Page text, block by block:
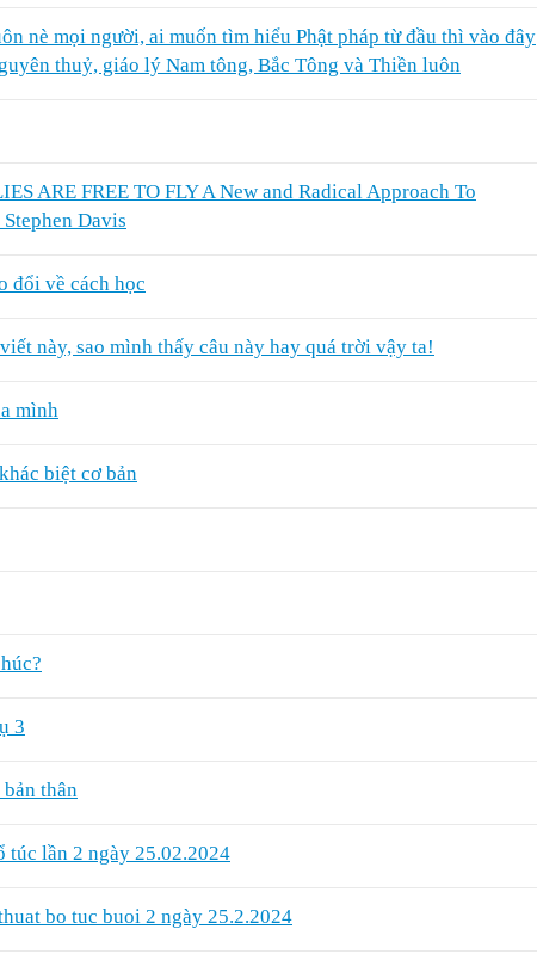
nè mọi người, ai muốn tìm hiểu Phật pháp từ đầu thì vào đây
thuỷ, giáo lý Nam tông, Bắc Tông và Thiền luôn
ARE FREE TO FLY A New and Radical Approach To
Davis
đổi về cách học
này, sao mình thấy câu này hay quá trời vậy ta!
mình
biệt cơ bản
3
thân
túc lần 2 ngày 25.02.2024
bo tuc buoi 2 ngày 25.2.2024